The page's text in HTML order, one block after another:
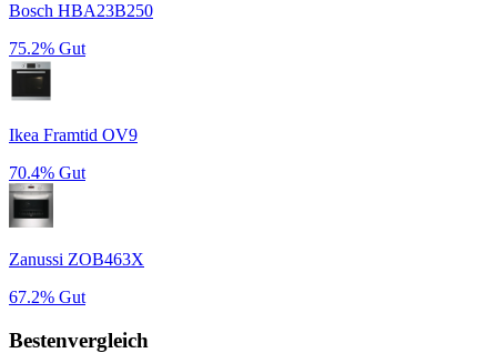
Bosch HBA23B250
75.2% Gut
Ikea Framtid OV9
70.4% Gut
Zanussi ZOB463X
67.2% Gut
Bestenvergleich